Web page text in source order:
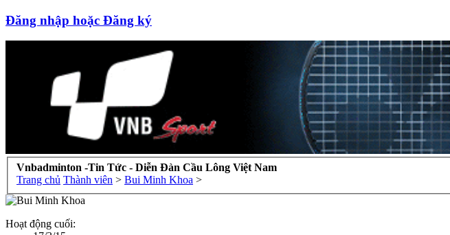
Đăng nhập hoặc Đăng ký
Vnbadminton -Tin Tức - Diễn Đàn Cầu Lông Việt Nam
Trang chủ Thành viên > Bui Minh Khoa >
Hoạt động cuối: